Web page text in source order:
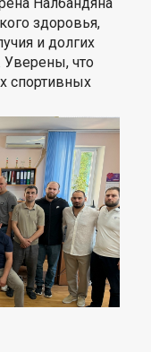
здоровья,
и долгих
Уверены, что
спортивных